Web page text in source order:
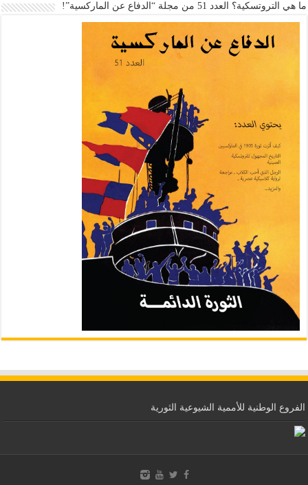
ما هي التروتسكية؟ العدد 51 من مجلة “الدفاع عن الماركسية”!
الفروع الوطنية للأممية الشيوعية الثورية